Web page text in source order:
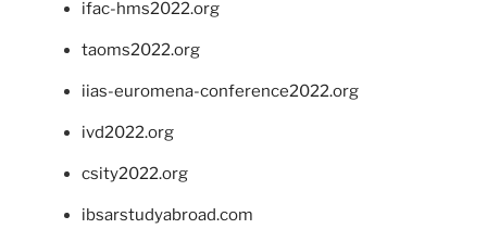
ifac-hms2022.org
taoms2022.org
iias-euromena-conference2022.org
ivd2022.org
csity2022.org
ibsarstudyabroad.com